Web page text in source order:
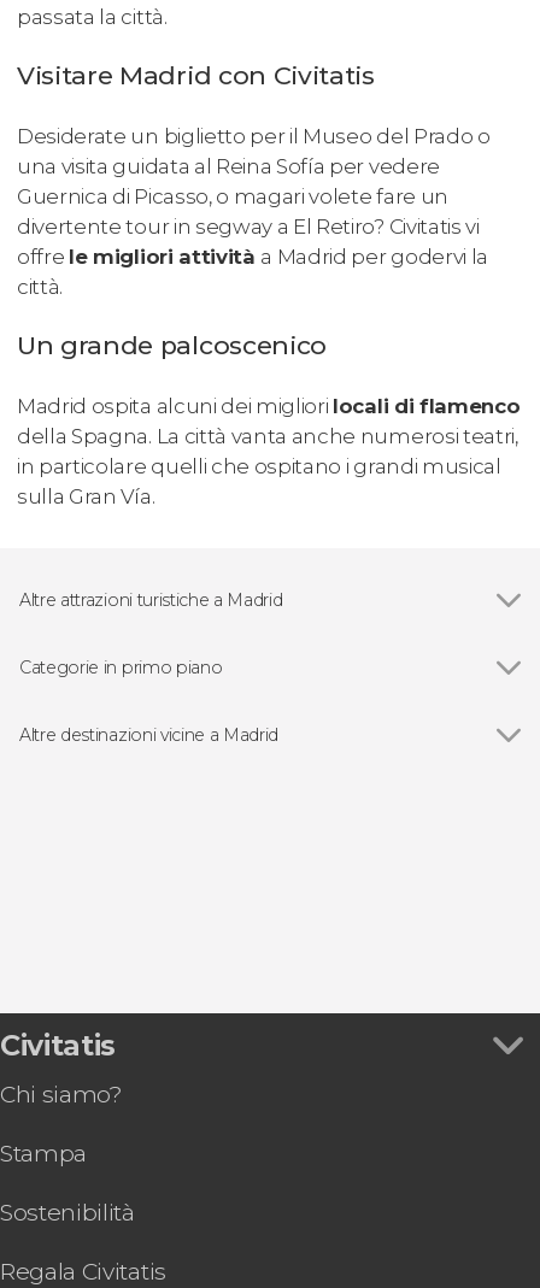
passata la città.
Visitare Madrid con Civitatis
Desiderate un biglietto per il Museo del Prado o
una visita guidata al Reina Sofía per vedere
Guernica di Picasso, o magari volete fare un
divertente tour in segway a El Retiro? Civitatis vi
offre le migliori attività a Madrid per godervi la
città.
Un grande palcoscenico
Madrid ospita alcuni dei migliori locali di flamenco
della Spagna. La città vanta anche numerosi teatri,
in particolare quelli che ospitano i grandi musical
sulla Gran Vía.
Altre attrazioni turistiche a Madrid
Museo del Prado
Cattedrale di Madrid
Categorie in primo piano
Free Tour a Madrid
Altre destinazioni vicine a Madrid
Civitatis
Chi siamo?
Stampa
Sostenibilità
Regala Civitatis